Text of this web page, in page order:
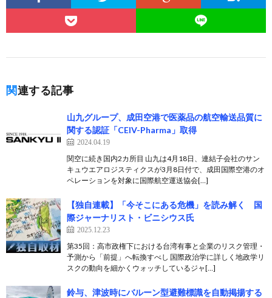
関連する記事
山九グループ、成田空港で医薬品の航空輸送品質に
関する認証「CEIV-Pharma」取得
2024.04.19
関空に続き国内2カ所目 山九は4月18日、連結子会社のサン
キュウエアロジスティクスが3月8日付で、成田国際空港のオ
ペレーションを対象に国際航空運送協会[…]
【独自連載】「今そこにある危機」を読み解く 国
際ジャーナリスト・ビニシウス氏
2025.12.23
第35回：高市政権下における台湾有事と企業のリスク管理・
予測から「前提」へ転換すべし 国際政治学に詳しく地政学リ
スクの動向を細かくウォッチしているジャ[…]
鈴与、津波時にバルーン型避難標識を自動掲揚する